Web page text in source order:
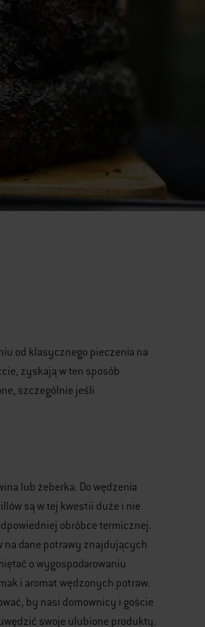
od klasycznego pieczenia na
zyskają w ten sposób
szczególnie jeśli
lub żeberka. Do wędzenia
są w tej kwestii duże i nie
obróbce termicznej.
dane potrawy znajdujących
o wygospodarowaniu
i aromat wędzonych potraw.
by nasi domownicy i goście
swoje ulubione produkty.